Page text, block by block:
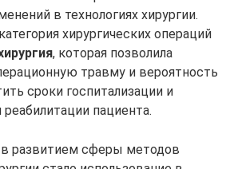
в технологиях хирургии.
хирургических операций
, которая позволила
травму и вероятность
сроки госпитализации и
пациента.
развитием сферы методов